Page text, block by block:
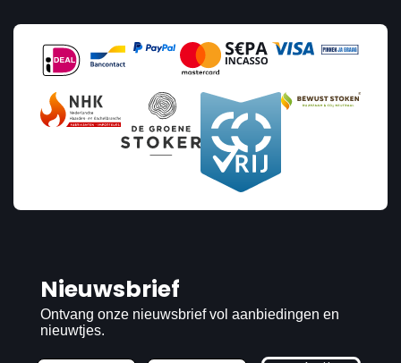
Prijs
Rookfilter 1
Rookkanalen 226
Nieuwsbrief
Ontvang onze nieuwsbrief vol aanbiedingen en
nieuwtjes.